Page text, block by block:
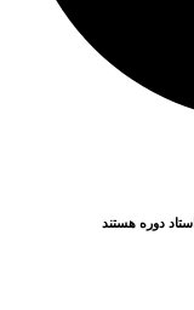
استاد دوره هستند